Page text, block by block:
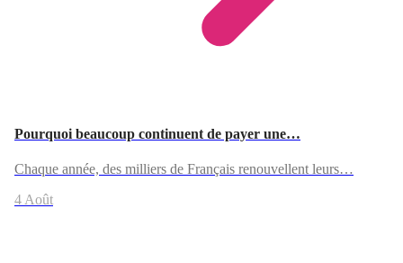
Pourquoi beaucoup continuent de payer une…
Chaque année, des milliers de Français renouvellent leurs…
4 Août